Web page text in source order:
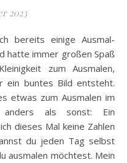
2023
hatte immer großen Spaß
zum Ausmalen,
ein buntes Bild entsteht.
etwas zum Ausmalen im
als sonst: Ein
dieses Mal keine Zahlen
du jeden Tag selbst
ausmalen möchtest. Mein